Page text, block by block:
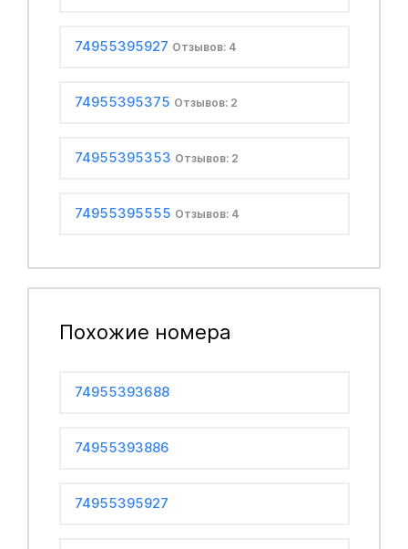
74955395927 Отзывов: 4
74955395375 Отзывов: 2
74955395353 Отзывов: 2
74955395555 Отзывов: 4
Похожие номера
74955393688
74955393886
74955395927